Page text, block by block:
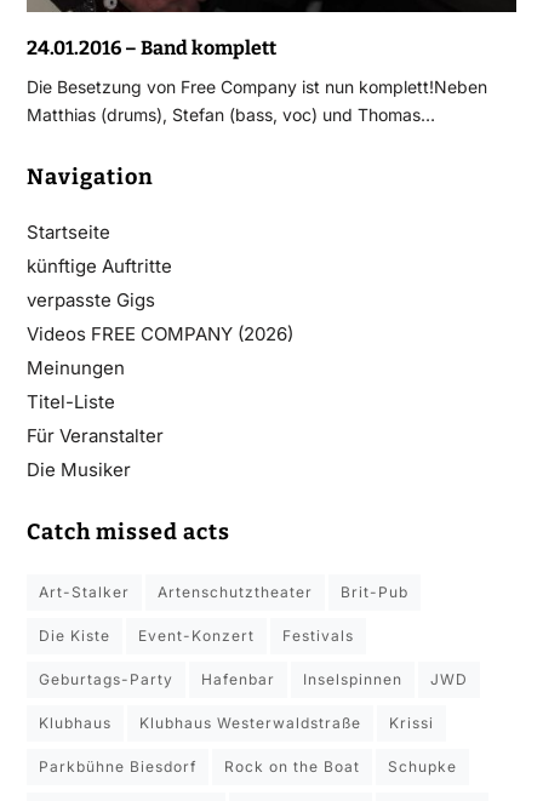
24.01.2016 – Band komplett
Die Besetzung von Free Company ist nun komplett!Neben
Matthias (drums), Stefan (bass, voc) und Thomas…
Navigation
Startseite
künftige Auftritte
verpasste Gigs
Videos FREE COMPANY (2026)
Meinungen
Titel-Liste
Für Veranstalter
Die Musiker
Catch missed acts
Art-Stalker Artenschutztheater Brit-Pub
Die Kiste Event-Konzert Festivals
Geburtags-Party Hafenbar Inselspinnen JWD
Klubhaus Klubhaus Westerwaldstraße Krissi
Parkbühne Biesdorf Rock on the Boat Schupke